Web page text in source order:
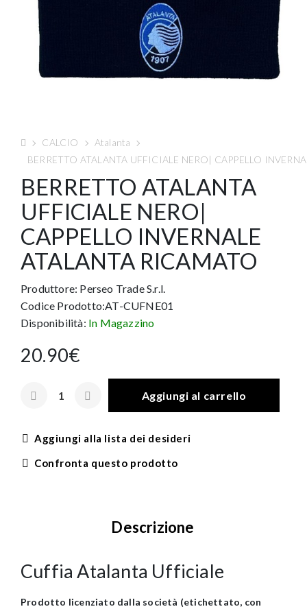
CALCIO
Atalanta
BERRETTO ATALANTA UFFICIALE NERO| CAPPELLO
BERRETTO ATALANTA
UFFICIALE NERO|
CAPPELLO INVERNALE
ATALANTA RICAMATO
Produttore: Perseo Trade S.r.l.
Codice Prodotto:AT-CUFNE01
Disponibilità: In Magazzino
20.90€
Aggiungi al carrello
Aggiungi alla lista dei desideri
Confronta questo prodotto
Descrizione
Cuffia Atalanta Ufficiale
Prodotto licenziato dalla società (etichettato, con